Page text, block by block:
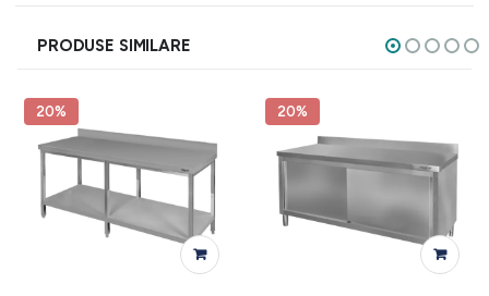
PRODUSE SIMILARE
20% 20%